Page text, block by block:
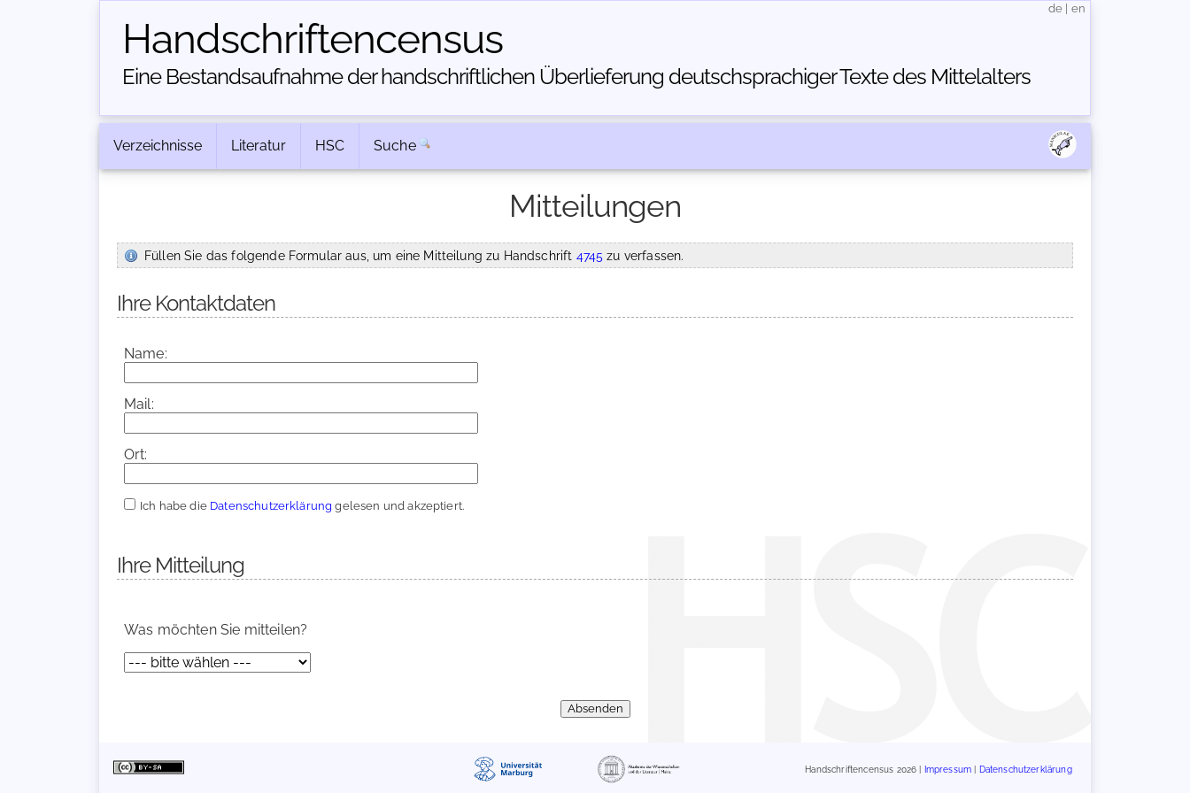
Handschriften­census
Eine Bestandsaufnahme der handschriftlichen Über­lieferung deutschsprachiger Texte des Mittelalters
de en
Verzeichnisse Literatur HSC Suche
Mitteilungen
Füllen Sie das folgende Formular aus, um eine Mitteilung zu Handschrift 4745 zu verfassen.
Ihre Kontaktdaten
Name:
Mail:
Ort:
Ich habe die Datenschutzerklärung gelesen und akzeptiert.
Ihre Mitteilung
Was möchten Sie mitteilen?
Handschriftencensus 2026 | Impressum Datenschutzerklärung